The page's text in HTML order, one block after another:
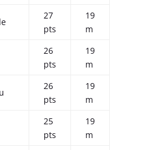
27
pts
19
m
26
pts
19
m
26
pts
19
m
25
pts
19
m